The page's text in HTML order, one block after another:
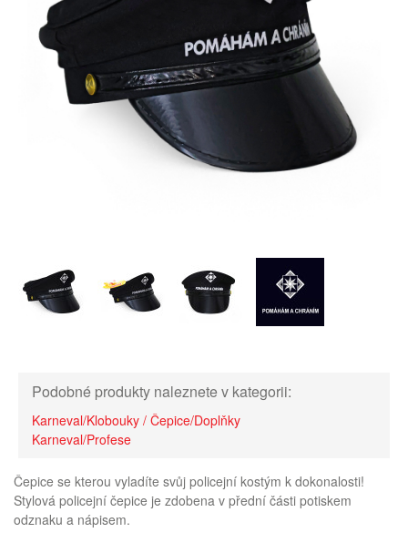
Podobné produkty naleznete v kategorii:
Karneval/Klobouky / Čepice/Doplňky
Karneval/Profese
Čepice se kterou vyladíte svůj policejní kostým k dokonalosti!
Stylová policejní čepice je zdobena v přední části potiskem
odznaku a nápisem.